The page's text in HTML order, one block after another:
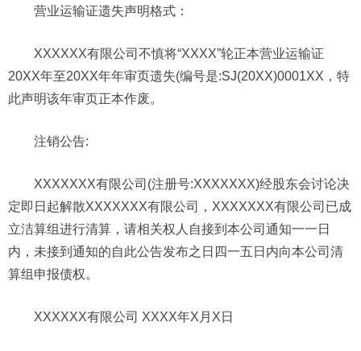
营业运输证遗失声明格式：
XXXXXX有限公司不慎将“XXXX”轮正本营业运输证
20XX年至20XX年年审页遗失(编号是:SJ(20XX)0001XX，特
此声明该年审页正本作废。
注销公告:
XXXXXXX有限公司(注册号:XXXXXXX)经股东会讨论决
定即日起解散XXXXXXX有限公司，XXXXXXX有限公司已成
立洁算组进行清算，请相关权人自接到本公司通知一一日
内，未接到通知的自此公告发布之日四一五日内向本公司清
算组申报债权。
XXXXXX有限公司 XXXX年X月X日